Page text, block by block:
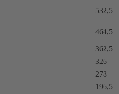
532,5
464,5
362,5
326
278
196,5